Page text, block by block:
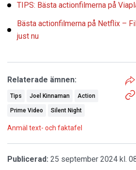
TIPS: Bästa actionfilmerna på
Bästa actionfilmerna på Netflix –
just nu
Relaterade ämnen:
Tips Joel Kinnaman Action
Prime Video Silent Night
Anmäl text- och faktafel
Publicerad: 25 september 2024 kl.